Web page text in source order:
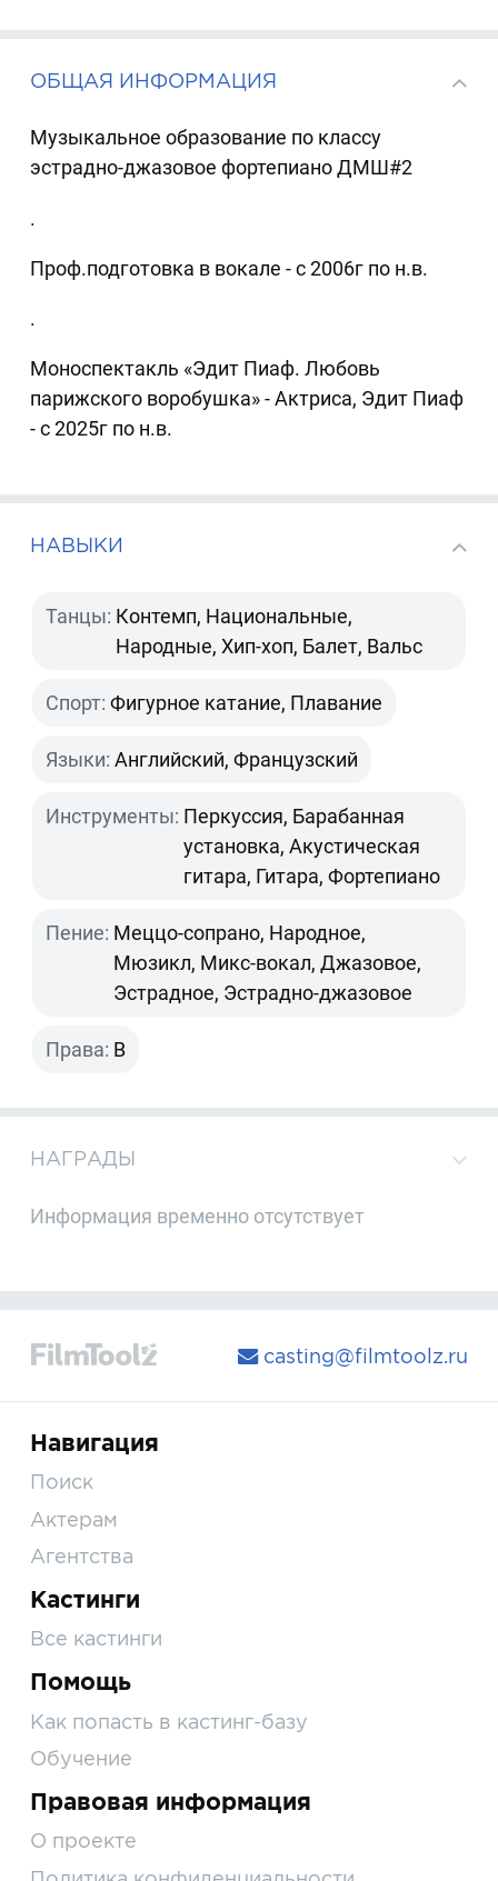
ОБЩАЯ ИНФОРМАЦИЯ
Музыкальное образование по классу
эстрадно-джазовое фортепиано ДМШ#2
.
Проф.подготовка в вокале - с 2006г по н.в.
.
Моноспектакль «Эдит Пиаф. Любовь
парижского воробушка» - Актриса, Эдит Пиаф
- с 2025г по н.в.
НАВЫКИ
Танцы: Контемп, Национальные,
Народные, Хип-хоп, Балет, Вальс
Спорт: Фигурное катание, Плавание
Языки: Английский, Французский
Инструменты: Перкуссия, Барабанная
установка, Акустическая
гитара, Гитара, Фортепиано
Пение: Меццо-сопрано, Народное,
Мюзикл, Микс-вокал, Джазовое,
Эстрадное, Эстрадно-джазовое
Права: B
НАГРАДЫ
Информация временно отсутствует
casting@filmtoolz.ru
Навигация
Поиск
Актерам
Агентства
Кастинги
Все кастинги
Помощь
Как попасть в кастинг-базу
Обучение
Правовая информация
О проекте